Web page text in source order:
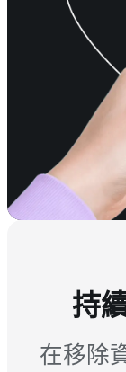
持
在移除